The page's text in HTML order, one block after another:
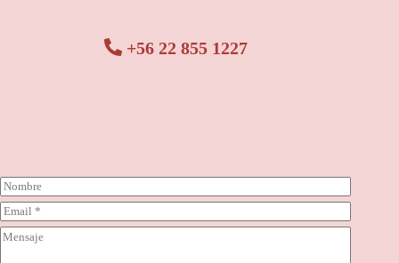
+56 22 855 1227
N
o
m
b
r
C
o
r
C